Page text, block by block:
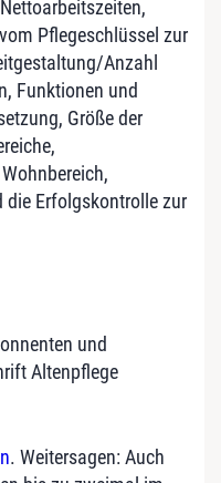
Pflegeschlüssel zur
Anzahl
Funktionen und
Größe der
die Erfolgskontrolle zur
und
Altenpflege
. Weitersagen: Auch